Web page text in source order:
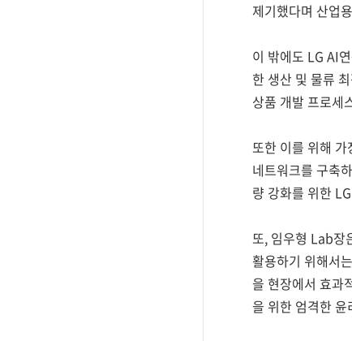
제기했다며 산업
이 밖에도 LG AI
한 생산 및 물류
상품 개발 프로세
또한 이를 위해
네트워크를 구축
량 강화를 위한
또, 임우형 Lab장
활용하기 위해서
을 현장에서 효과
을 위한 엄격한